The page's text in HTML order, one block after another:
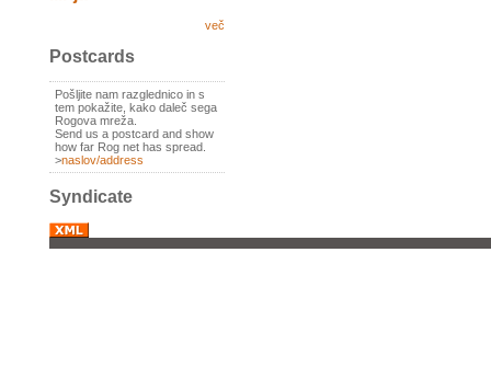
več
Postcards
Pošljite nam razglednico in s
tem pokažite, kako daleč sega
Rogova mreža.
Send us a postcard and show
how far Rog net has spread.
>naslov/address
Syndicate